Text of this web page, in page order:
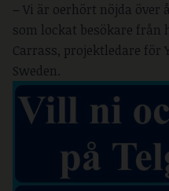
– Vi är oerhört nöjda över
som lockat besökare från
Carrass, projektledare för
Sweden.